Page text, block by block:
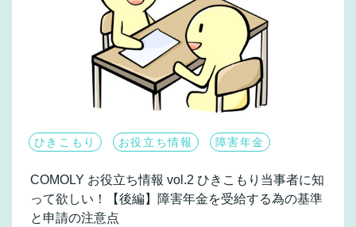
ひきこもり お役立ち情報 障害年金
COMOLY お役立ち情報 vol.2 ひきこもり当事者に知
って欲しい！【後編】障害年金を受給する為の基準
と申請の注意点